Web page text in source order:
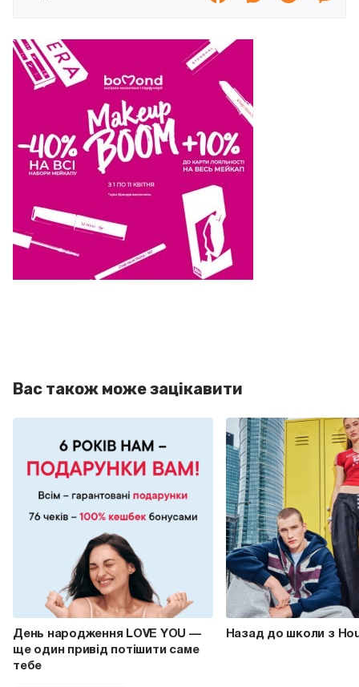
Вас також може зацікавити
День народження LOVE YOU —
ще один привід потішити саме
тебе
Назад до школи з